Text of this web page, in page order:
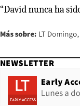
“David nunca ha
Más sobre: LT Domingo
NEWSLETTER
Early
Lunes a